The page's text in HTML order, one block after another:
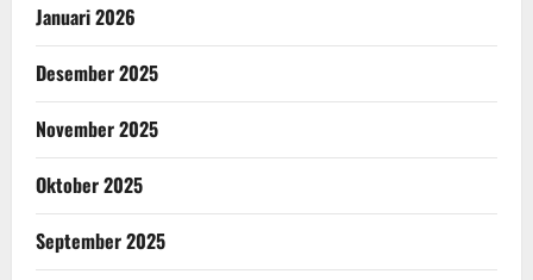
Januari 2026
Desember 2025
November 2025
Oktober 2025
September 2025